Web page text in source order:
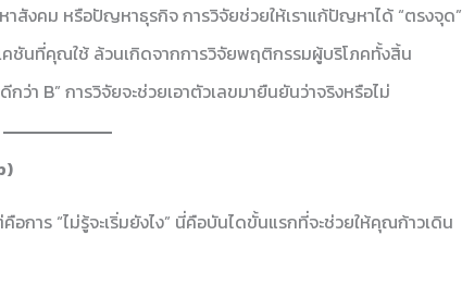
สังคม หรือปัญหาธุรกิจ การวิจัยช่วยให้เราแก้ปัญหาได้ “ตรงจุด”
คชันที่คุณใช้ ล้วนเกิดจากการวิจัยพฤติกรรมผู้บริโภคทั้งสิ้น
กว่า B” การวิจัยจะช่วยเอาตัวเลขมายืนยันว่าจริงหรือไม่
การ “ไม่รู้จะเริ่มยังไง” นี่คือบันไดขั้นแรกที่จะช่วยให้คุณก้าวเดิน